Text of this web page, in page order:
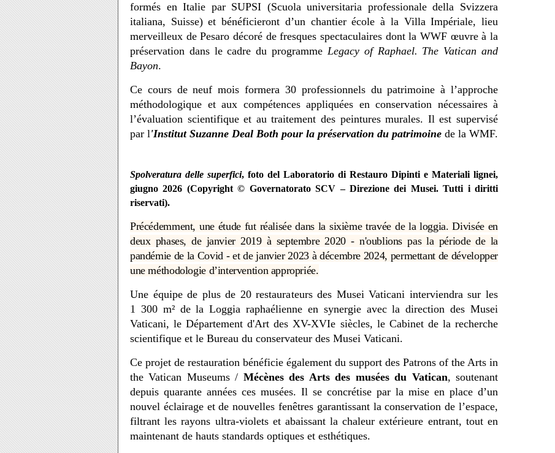
formés en Italie par SUPSI (Scuola universitaria professionale della Svizzera
italiana, Suisse) et bénéficieront d’un chantier école à la Villa Impériale, lieu
merveilleux de Pesaro décoré de fresques spectaculaires dont la WWF œuvre à la
préservation dans le cadre du programme Legacy of Raphael. The Vatican and
Bayon.
Ce cours de neuf mois formera 30 professionnels du patrimoine à l’approche
méthodologique et aux compétences appliquées en conservation nécessaires à
l’évaluation scientifique et au traitement des peintures murales. Il est supervisé
par l'Institut Suzanne Deal Both pour la préservation du patrimoine de la WMF.
Spolveratura delle superfici, foto del Laboratorio di Restauro Dipinti e Materiali lignei,
giugno 2026 (Copyright © Governatorato SCV – Direzione dei Musei. Tutti i diritti
riservati).
Précédemment, une étude fut réalisée dans la sixième travée de la loggia. Divisée en
deux phases, de janvier 2019 à septembre 2020 - n'oublions pas la période de la
pandémie de la Covid - et de janvier 2023 à décembre 2024, permettant de développer
une méthodologie d’intervention appropriée.
Une équipe de plus de 20 restaurateurs des Musei Vaticani interviendra sur les
1 300 m² de la Loggia raphaélienne en synergie avec la direction des Musei
Vaticani, le Département d'Art des XV-XVIe siècles, le Cabinet de la recherche
scientifique et le Bureau du conservateur des Musei Vaticani.
Ce projet de restauration bénéficie également du support des Patrons of the Arts in
the Vatican Museums / Mécènes des Arts des musées du Vatican, soutenant
depuis quarante années ces musées. Il se concrétise par la mise en place d’un
nouvel éclairage et de nouvelles fenêtres garantissant la conservation de l’espace,
filtrant les rayons ultra-violets et abaissant la chaleur extérieure entrant, tout en
maintenant de hauts standards optiques et esthétiques.